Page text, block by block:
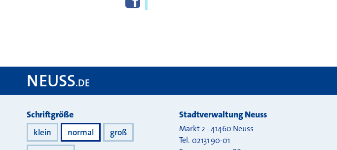
NEUSS.DE
Darstellung
Schriftgröße
klein normal
groß
Stadtverwaltung Neuss
Markt 2-41460 Neuss
Tel. 02131 90-01